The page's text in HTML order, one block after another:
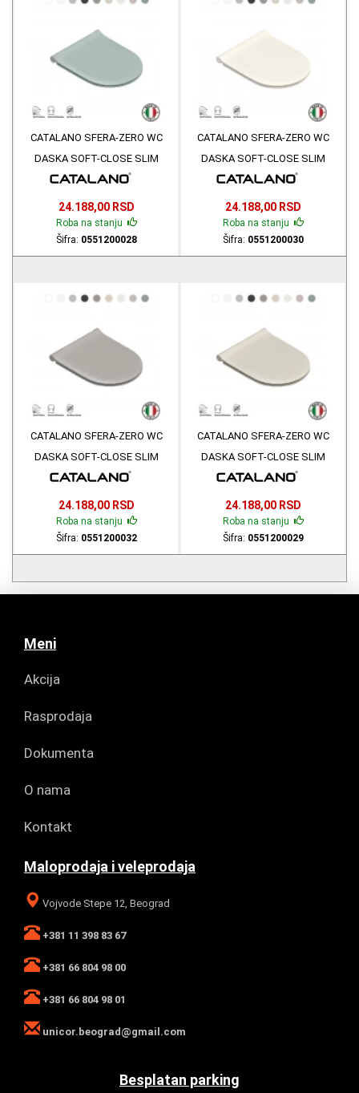
CATALANO SFERA-ZERO WC
DASKA SOFT-CLOSE SLIM
ANTIBAKTERIJSKA ACQUA MAT
0551200028
24.188,00 RSD
Roba na stanju
Šifra: 0551200028
CATALANO SFERA-ZERO WC
DASKA SOFT-CLOSE SLIM
ANTIBAKTERIJSKA LINO MAT
0551200030
24.188,00 RSD
Roba na stanju
Šifra: 0551200030
CATALANO SFERA-ZERO WC
DASKA SOFT-CLOSE SLIM
ANTIBAKTERIJSKA TORTORA
MAT 0551200032
24.188,00 RSD
Roba na stanju
Šifra: 0551200032
CATALANO SFERA-ZERO WC
DASKA SOFT-CLOSE SLIM
ANTIBAKTERIJSKA SABBIA MAT
0551200029
24.188,00 RSD
Roba na stanju
Šifra: 0551200029
Meni
Akcija
Rasprodaja
Dokumenta
O nama
Kontakt
Maloprodaja i veleprodaja
Vojvode Stepe 12, Beograd
+381 11 398 83 67
+381 66 804 98 00
+381 66 804 98 01
unicor.beograd@gmail.com
Besplatan parking